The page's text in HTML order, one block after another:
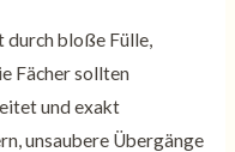
durch bloße Fülle,
Fächer sollten
und exakt
unsaubere Übergänge